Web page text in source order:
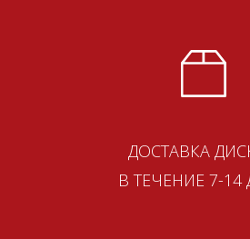
ДОСТАВКА
В ТЕЧЕНИЕ 7-14